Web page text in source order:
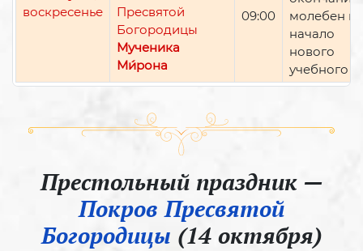
воскресенье
Пресвятой
Богородицы
Мученика
Ми́рона
09:00
молебен
начало
нового
учебного
Престольный праздник —
Покров Пресвятой
Богородицы (14 октября)